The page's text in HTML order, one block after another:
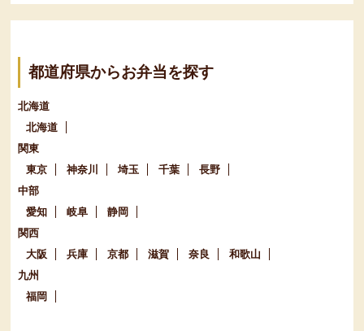
都道府県からお弁当を探す
北海道
北海道
関東
東京
神奈川 埼玉 千葉
長野
中部
愛知
岐阜
静岡
関西
大阪
兵庫 京都 滋賀 奈良
和歌山
九州
福岡